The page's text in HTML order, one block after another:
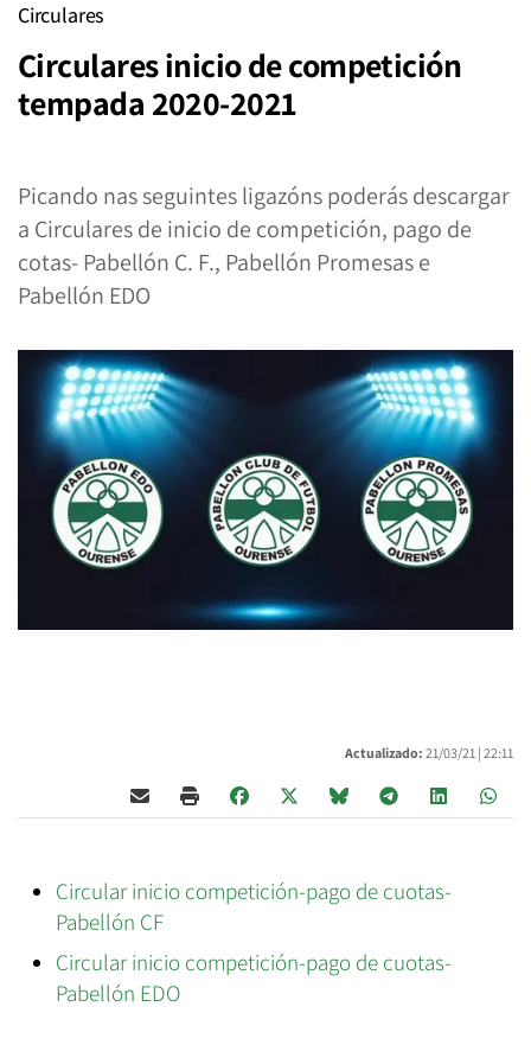
Circulares
Circulares inicio de competición
tempada 2020-2021
Picando nas seguintes ligazóns poderás descargar
a Circulares de inicio de competición, pago de
cotas- Pabellón C. F., Pabellón Promesas e
Pabellón EDO
Actualizado: 21/03/21 | 22:11
Circular inicio competición-pago de cuotas-
Pabellón CF
Circular inicio competición-pago de cuotas-
Pabellón EDO